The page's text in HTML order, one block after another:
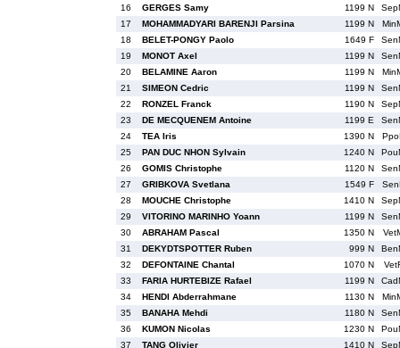
16
GERGES Samy 1199 N
17
MOHAMMADYARI BARENJI Parsina 1199 N
18
BELET-PONGY Paolo 1649 F
19
MONOT Axel 1199 N
20
BELAMINE Aaron 1199 N
21
SIMEON Cedric 1199 N
22
RONZEL Franck 1190 N
23
DE MECQUENEM Antoine 1199 E
24
TEA Iris 1390 N
25
PAN DUC NHON Sylvain 1240 N
26
GOMIS Christophe 1120 N
27
GRIBKOVA Svetlana 1549 F
28
MOUCHE Christophe 1410 N
29
VITORINO MARINHO Yoann 1199 N
30
ABRAHAM Pascal 1350 N
31
DEKYDTSPOTTER Ruben 999 N
32
DEFONTAINE Chantal 1070 N
33
FARIA HURTEBIZE Rafael 1199 N
34
HENDI Abderrahmane 1130 N
35
BANAHA Mehdi 1180 N
36
KUMON Nicolas 1230 N
37
TANG Olivier 1410 N